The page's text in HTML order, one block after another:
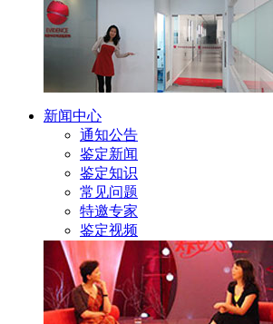
新闻中心
通知公告
鉴定新闻
鉴定知识
常见问题
特邀专家
鉴定视频